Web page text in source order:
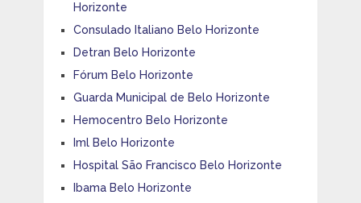
Horizonte
Consulado Italiano Belo Horizonte
Detran Belo Horizonte
Fórum Belo Horizonte
Guarda Municipal de Belo Horizonte
Hemocentro Belo Horizonte
Iml Belo Horizonte
Hospital São Francisco Belo Horizonte
Ibama Belo Horizonte